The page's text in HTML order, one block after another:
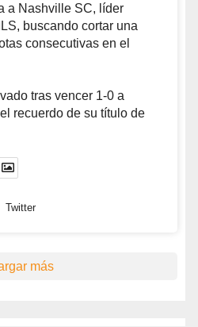
a Nashville SC, líder
buscando cortar una
consecutivas en el
tras vencer 1-0 a
recuerdo de su título de
Twitter
más